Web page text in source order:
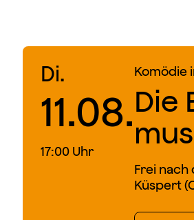
Di.
11.08.
17:00 Uhr
Komödie
Die
Frei nach
Küspert